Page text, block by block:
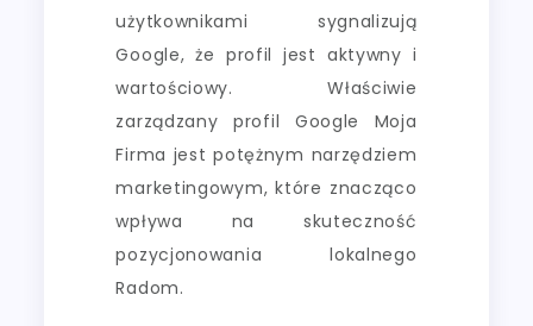
użytkownikami sygnalizują
Google, że profil jest aktywny i
wartościowy. Właściwie
zarządzany profil Google Moja
Firma jest potężnym narzędziem
marketingowym, które znacząco
wpływa na skuteczność
pozycjonowania lokalnego
Radom.